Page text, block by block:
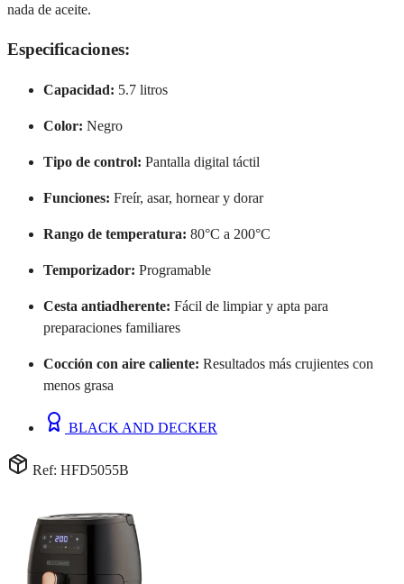
nada de aceite.
Especificaciones:
Capacidad: 5.7 litros
Color: Negro
Tipo de control: Pantalla digital táctil
Funciones: Freír, asar, hornear y dorar
Rango de temperatura: 80°C a 200°C
Temporizador: Programable
Cesta antiadherente: Fácil de limpiar y apta para
preparaciones familiares
Cocción con aire caliente: Resultados más crujientes con
menos grasa
BLACK AND DECKER
Ref: HFD5055B